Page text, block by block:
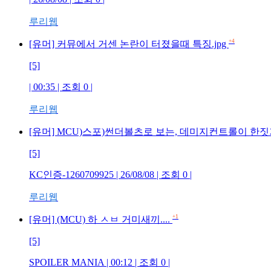
루리웹
[유머] 커뮤에서 거센 논란이 터졌을때 특징.jpg +4
[5]
| 00:35 | 조회 0 |
루리웹
[유머] MCU)스포)썬더볼츠로 보는, 데미지컨트롤이 한짓
[5]
KC인증-1260709925 | 26/08/08 | 조회 0 |
루리웹
[유머] (MCU) 하 ㅅㅂ 거미새끼.... +1
[5]
SPOILER MANIA | 00:12 | 조회 0 |